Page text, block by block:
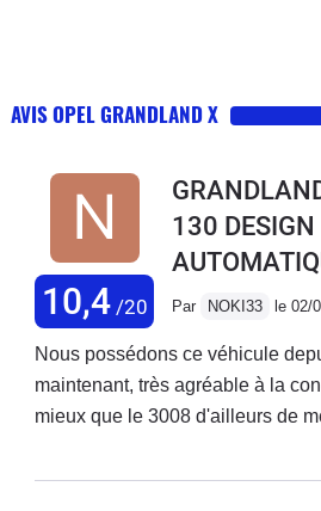
AVIS OPEL GRANDLAND X
10,4/20
130 DESIGN
Par NOKI33 le 02/
Nous possédons ce véhicule
maintenant, très agréable à la
mieux que le 3008 d'ailleurs de
juste prévoir pour notre model